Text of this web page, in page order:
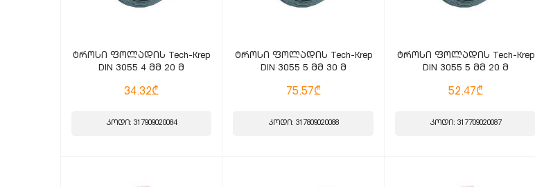
ტროსი ფოლადის Tech-Krep
DIN 3055 4 მმ 20 მ
34.32₾
კოდი: 317909020084
ტროსი ფოლადის Tech-Krep
DIN 3055 5 მმ 30 მ
75.57₾
კოდი: 317809020088
ტროსი ფოლადის Tech-Krep
DIN 3055 5 მმ 20 მ
52.47₾
კოდი: 317709020087